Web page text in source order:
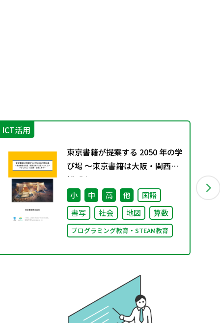
ICT活用
東京書籍が提案する 2050 年の学
び場 ～東京書籍は大阪・関西万
博「大阪ヘルスケア パビリオ
ン」に出展・協賛します～
小 中 高 他
国語
書写
社会 地図 算数
プログラミング教育・STEAM教育